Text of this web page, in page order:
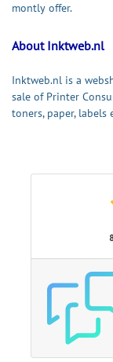
montly offer.
About Inktweb.nl
Inktweb.nl is a
sale of Printer
toners, paper, labels